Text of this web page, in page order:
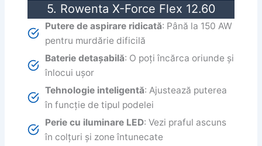
5. Rowenta X-Force Flex 12.60
Putere de aspirare ridicată: Până la 150 AW
pentru murdărie dificilă
Baterie detașabilă: O poți încărca oriunde și
înlocui ușor
Tehnologie inteligentă: Ajustează puterea
în funcție de tipul podelei
Perie cu iluminare LED: Vezi praful ascuns
în colțuri și zone întunecate